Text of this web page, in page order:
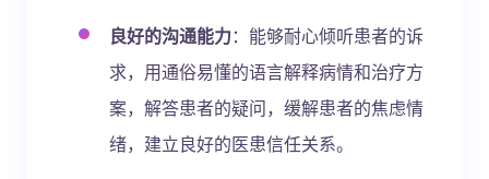
良好的沟通能力：能够耐心倾听患者的诉
求，用通俗易懂的语言解释病情和治疗方
案，解答患者的疑问，缓解患者的焦虑情
绪，建立良好的医患信任关系。